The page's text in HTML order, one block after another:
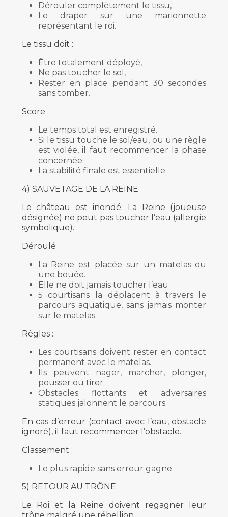
Dérouler complètement le tissu,
Le draper sur une marionnette
représentant le roi.
Le tissu doit :
Être totalement déployé,
Ne pas toucher le sol,
Rester en place pendant 30 secondes
sans tomber.
Score :
Le temps total est enregistré.
Si le tissu touche le sol/eau, ou une règle
est violée, il faut recommencer la phase
concernée.
La stabilité finale est essentielle.
4) SAUVETAGE DE LA REINE
Le château est inondé. La Reine (joueuse
désignée) ne peut pas toucher l’eau (allergie
symbolique).
Déroulé :
La Reine est placée sur un matelas ou
une bouée.
Elle ne doit jamais toucher l’eau.
5 courtisans la déplacent à travers le
parcours aquatique, sans jamais monter
sur le matelas.
Règles :
Les courtisans doivent rester en contact
permanent avec le matelas.
Ils peuvent nager, marcher, plonger,
pousser ou tirer.
Obstacles flottants et adversaires
statiques jalonnent le parcours.
En cas d’erreur (contact avec l’eau, obstacle
ignoré), il faut recommencer l’obstacle.
Classement :
Le plus rapide sans erreur gagne.
5) RETOUR AU TRÔNE
Le Roi et la Reine doivent regagner leur